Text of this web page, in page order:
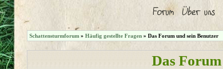
Schattensturmforum» Häufig gestellte Fragen» Das Forum und sein Benutzer
Das